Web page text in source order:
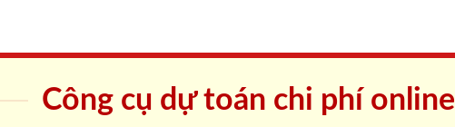
Công cụ dự toán chi phí online